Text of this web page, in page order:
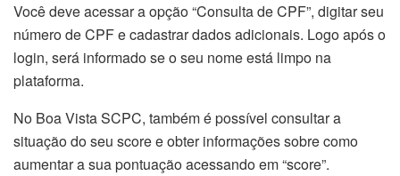
Você deve acessar a opção “Consulta de CPF”, digitar seu
número de CPF e cadastrar dados adicionais. Logo após o
login, será informado se o seu nome está limpo na
plataforma.
No Boa Vista SCPC, também é possível consultar a
situação do seu score e obter informações sobre como
aumentar a sua pontuação acessando em “score”.